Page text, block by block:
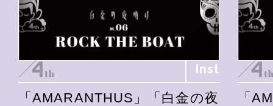
Inst
「AMARANTHUS」「白金の夜
「